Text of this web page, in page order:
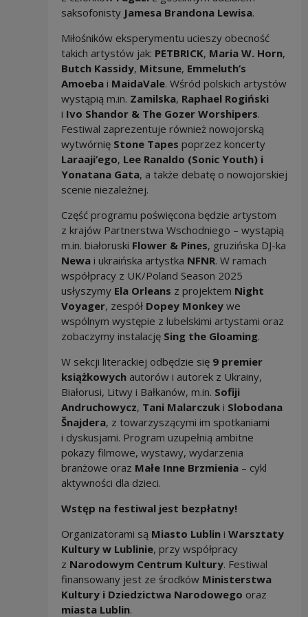
saksofonisty Jamesa Brandona Lewisa.
Miłośników eksperymentu ucieszy obecność
takich artystów jak: PETBRICK, Maria W. Horn,
Butch Kassidy, Mitsune, Emmeluth’s
Amoebai MaidaVale. Wśród polskich artystów
wystąpią m.in. Zamilska, Raphael Rogiński
i Ivo Shandor & The Gozer Worshipers.
Festiwal zaprezentuje również nowojorską
wytwórnię Stone Tapes poprzez koncerty
Laraaji’ego, Lee Ranaldo (Sonic Youth) i
Yonatana Gata, a także debatę o nowojorskiej
scenie niezależnej.
Część programu poświęcona będzie artystom
z krajów Partnerstwa Wschodniego – wystąpią
m.in. białoruski Flower & Pines, gruzińska DJ-ka
Newai ukraińska artystka NFNR. W ramach
współpracy z UK/Poland Season 2025
usłyszymy Ela Orleans z projektem Night
Voyager, zespół Dopey Monkeywe
wspólnym występie z lubelskimi artystami oraz
zobaczymy instalację Sing the Gloaming.
W sekcji literackiej odbędzie się 9 premier
książkowychautorów i autorek z Ukrainy,
Białorusi, Litwy i Bałkanów, m.in. Sofiji
Andruchowycz, Tani Malarczuki Slobodana
Šnajdera, z towarzyszącymi im spotkaniami
i dyskusjami. Program uzupełnią ambitne
pokazy filmowe, wystawy, wydarzenia
branżowe oraz Małe Inne Brzmienia– cykl
aktywności dla dzieci.
Wstęp na festiwal jest bezpłatny!
Organizatorami są Miasto Lublini Warsztaty
Kultury w Lublinie, przy współpracy
z Narodowym Centrum Kultury. Festiwal
finansowany jest ze środków Ministerstwa
Kultury i Dziedzictwa Narodowego oraz
miasta Lublin.